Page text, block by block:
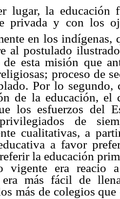
lugar, la educación
privada y con los
en los indígenas,
al postulado
de esta misión que
proceso de
Por lo
de la educación,
los esfuerzos del
de
cualitativas, a
a favor
la educación
vigente era reacio
era más fácil de
más de colegios